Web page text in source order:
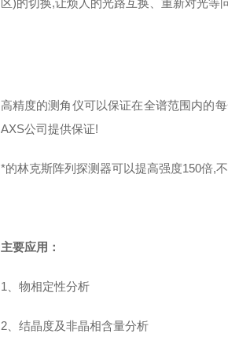
区)的切换,让烦人的光路互换、重新对光等
高精度的测角仪可以保证在全谱范围内的
AXS公司提供保证!
*的林克斯阵列探测器可以提高强度150倍,
主要应用：
1、物相定性分析
2、结晶度及非晶相含量分析